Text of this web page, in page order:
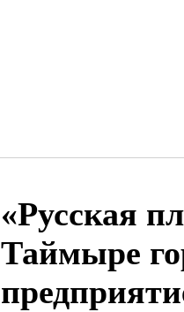
«Русская
Таймыре